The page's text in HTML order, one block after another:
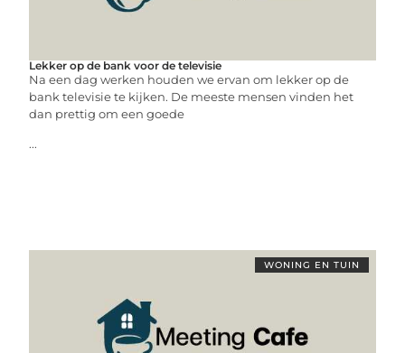
Lekker op de bank voor de televisie
Na een dag werken houden we ervan om lekker op de
bank televisie te kijken. De meeste mensen vinden het
dan prettig om een goede
...
WONING EN TUIN